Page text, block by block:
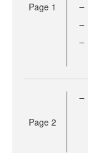
Page 1
Page 2